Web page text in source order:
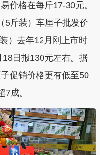
价格在每斤17-30元。
5斤装）车厘子批发价
）去年12月刚上市时
日报130元左右。据
促销价格更有低至50
成。